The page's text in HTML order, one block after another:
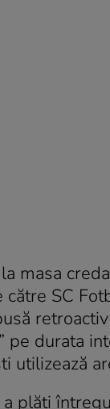
masa
SC
durata
utilizează
plăti